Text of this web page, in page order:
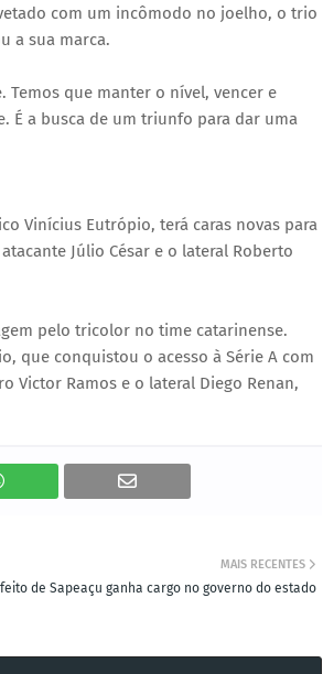
com um incômodo no joelho, o trio
a sua marca.
Temos que manter o nível, vencer e
É a busca de um triunfo para dar uma
Vinícius Eutrópio, terá caras novas para
Júlio César e o lateral Roberto
pelo tricolor no time catarinense.
que conquistou o acesso à Série A com
Victor Ramos e o lateral Diego Renan,
MAIS RECENTES
de Sapeaçu ganha cargo no governo do estado